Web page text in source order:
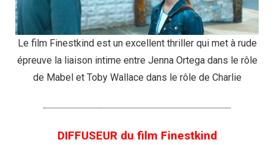
Le film Finestkind est un excellent thriller qui met à rude
épreuve la liaison intime entre Jenna Ortega dans le rôle
de Mabel et Toby Wallace dans le rôle de Charlie
DIFFUSEUR du film Finestkind